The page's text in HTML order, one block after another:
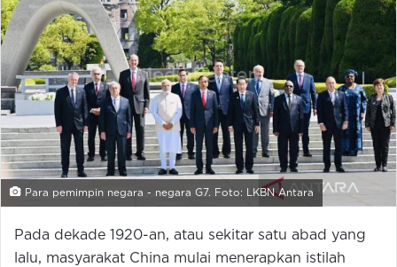
Para pemimpin negara - negara G7. Foto: LKBN Antara
Pada dekade 1920-an, atau sekitar satu abad yang
lalu, masyarakat China mulai menerapkan istilah